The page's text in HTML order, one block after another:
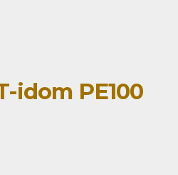
idom PE100